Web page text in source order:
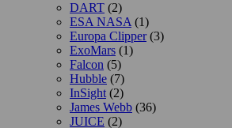
DART (2)
ESA NASA (1)
Europa Clipper(3)
ExoMars (1)
Falcon (5)
Hubble (7)
InSight (2)
James Webb (36)
JUICE (2)